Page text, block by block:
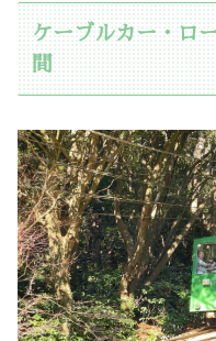
ケーブルカー・ロ
間